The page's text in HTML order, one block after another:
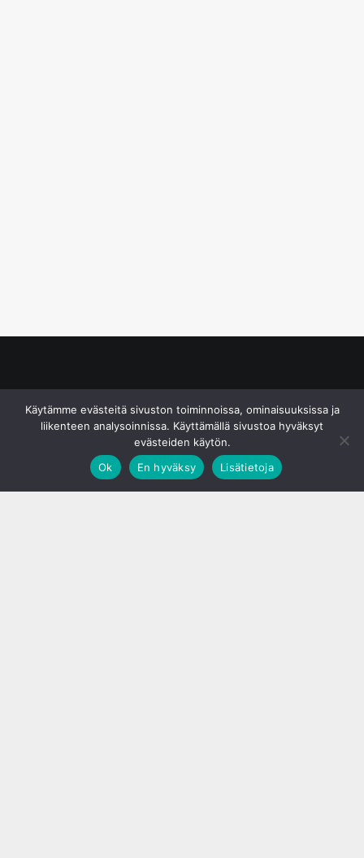
Käytämme evästeitä sivuston toiminnoissa, ominaisuuksissa ja
liikenteen analysoinnissa. Käyttämällä sivustoa hyväksyt
evästeiden käytön.
Ok
En hyväksy Lisätietoja